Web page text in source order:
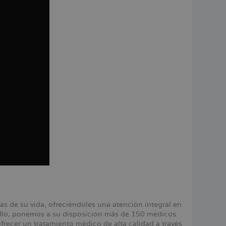
de su vida, ofreciéndoles una atención integral en
ponemos a su disposición más de 150 médicos
un tratamiento médico de alta calidad a través